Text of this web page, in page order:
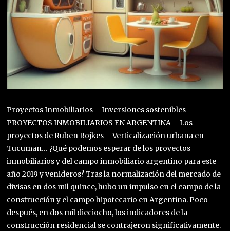
Proyectos Inmobiliarios – Inversiones sostenibles –
PROYECTOS INMOBILIARIOS EN ARGENTINA – Los
proyectos de Ruben Rojkes – Verticalización urbana en
Tucuman… ¿Qué podemos esperar de los proyectos
inmobiliarios y del campo inmobiliario argentino para este
año 2019 y venideros? Tras la normalización del mercado de
divisas en dos mil quince, hubo un impulso en el campo de la
construcción y el campo hipotecario en Argentina. Poco
después, en dos mil dieciocho, los indicadores de la
construcción residencial se contrajeron significativamente.